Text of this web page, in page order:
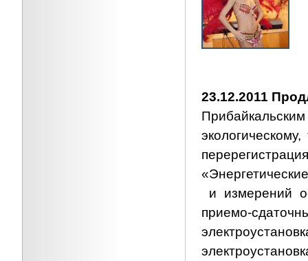
23.12.2011
и измерений
приемо-